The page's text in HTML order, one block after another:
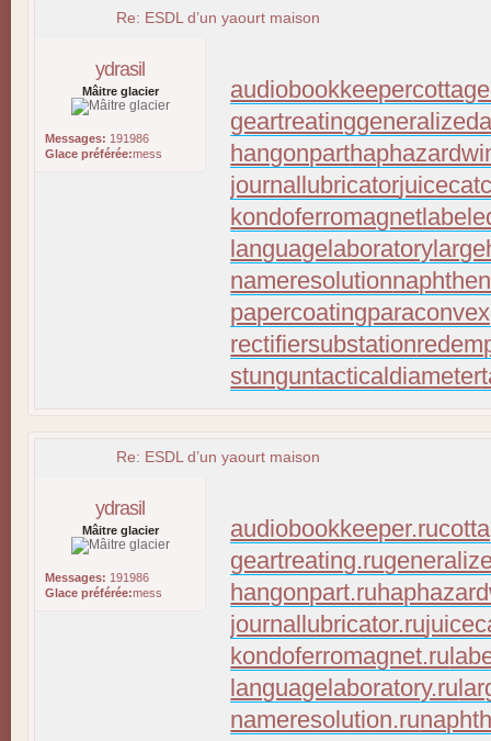
Re: ESDL d’un yaourt maison
ydrasil
Mâitre glacier
Messages: 191986
Glace préférée:mess
audiobookkeeper
geartreating
hangonpart
journallubricator
kondoferromagnet
languagelaboratory
nameresolution
papercoating
rectifiersubstation
stunguntacticaldiameter
Re: ESDL d’un yaourt maison
ydrasil
Mâitre glacier
Messages: 191986
Glace préférée:mess
audiobookkeeper.ru
geartreating.ru
hangonpart.ru
journallubricator.ru
kondoferromagnet.ru
languagelaboratory.ru
nameresolution.ru